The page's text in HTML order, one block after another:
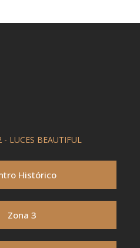
LUCES BEAUTIFUL
Histórico
Zona 3